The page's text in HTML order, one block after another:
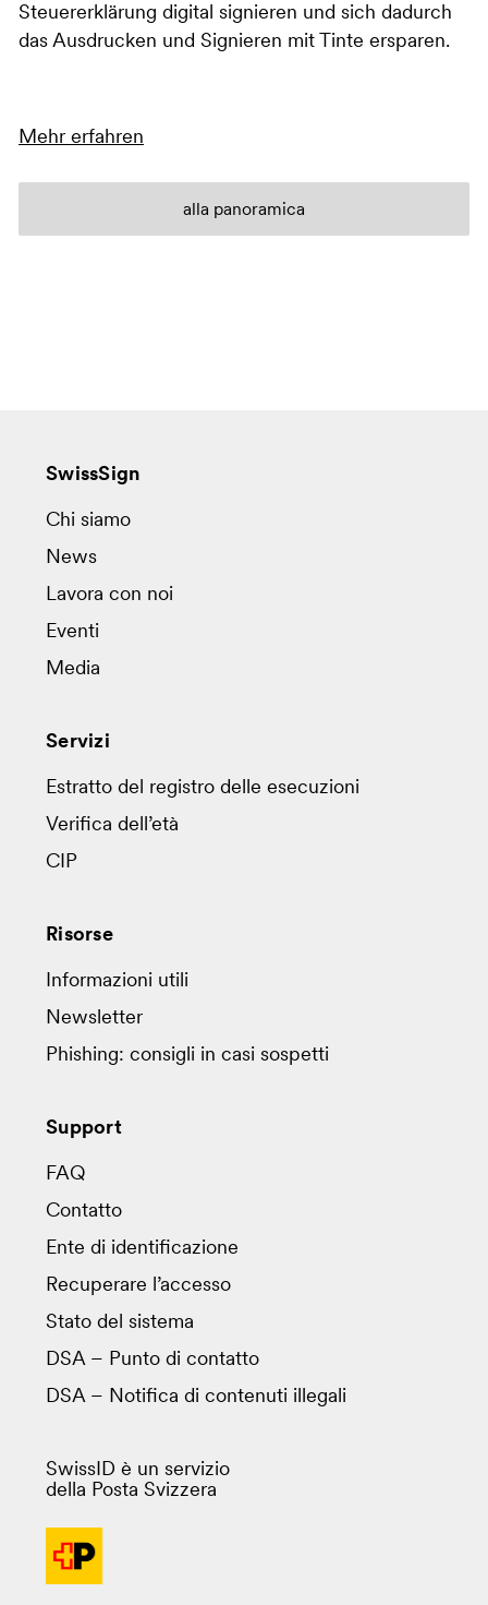
Steuererklärung digital signieren und sich dadurch
das Ausdrucken und Signieren mit Tinte ersparen.
Mehr erfahren
alla panoramica
SwissSign
Chi siamo
News
Lavora con noi
Eventi
Media
Servizi
Estratto del registro delle esecuzioni
Verifica dell’età
CIP
Risorse
Informazioni utili
Newsletter
Phishing: consigli in casi sospetti
Support
FAQ
Contatto
Ente di identificazione
Recuperare l’accesso
Stato del sistema
DSA – Punto di contatto
DSA – Notifica di contenuti illegali
SwissID è un servizio
della Posta Svizzera